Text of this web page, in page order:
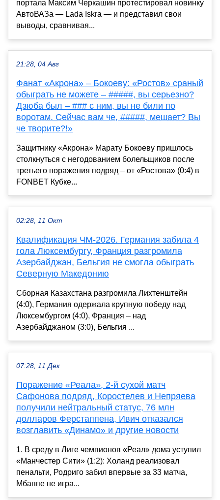
портала Максим Черкашин протестировал новинку
АвтоВАЗа — Lada Iskra — и представил свои
выводы, сравнивая...
21:28, 04 Авг
Фанат «Акрона» – Бокоеву: «Ростов» сраный
обыграть не можете – #####, вы серьезно?
Дзюба был – ### с ним, вы не били по
воротам. Сейчас вам че, #####, мешает? Вы
че творите?!»
Защитнику «Акрона» Марату Бокоеву пришлось
столкнуться с негодованием болельщиков после
третьего поражения подряд – от «Ростова» (0:4) в
FONBET Кубке...
02:28, 11 Окт
Квалификация ЧМ-2026. Германия забила 4
гола Люксембургу, Франция разгромила
Азербайджан, Бельгия не смогла обыграть
Северную Македонию
Сборная Казахстана разгромила Лихтенштейн
(4:0), Германия одержала крупную победу над
Люксембургом (4:0), Франция – над
Азербайджаном (3:0), Бельгия ...
07:28, 11 Дек
Поражение «Реала», 2-й сухой матч
Сафонова подряд, Коростелев и Непряева
получили нейтральный статус, 76 млн
долларов Ферстаппена, Ивич отказался
возглавить «Динамо» и другие новости
1. В среду в Лиге чемпионов «Реал» дома уступил
«Манчестер Сити» (1:2): Холанд реализовал
пенальти, Родриго забил впервые за 33 матча,
Мбаппе не игра...